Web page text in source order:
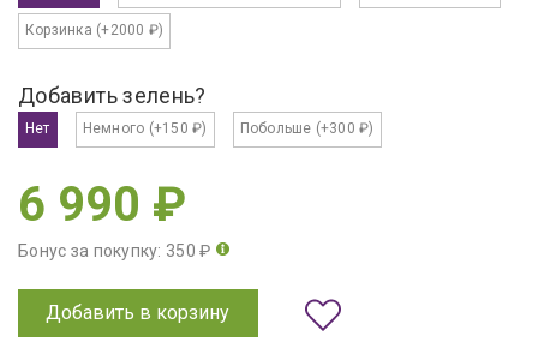
Корзинка (+2000 ₽)
Добавить зелень?
Нет Немного (+150 ₽) Побольше (+300 ₽)
6 990 ₽
Бонус за покупку: 350 ₽
Добавить в корзину